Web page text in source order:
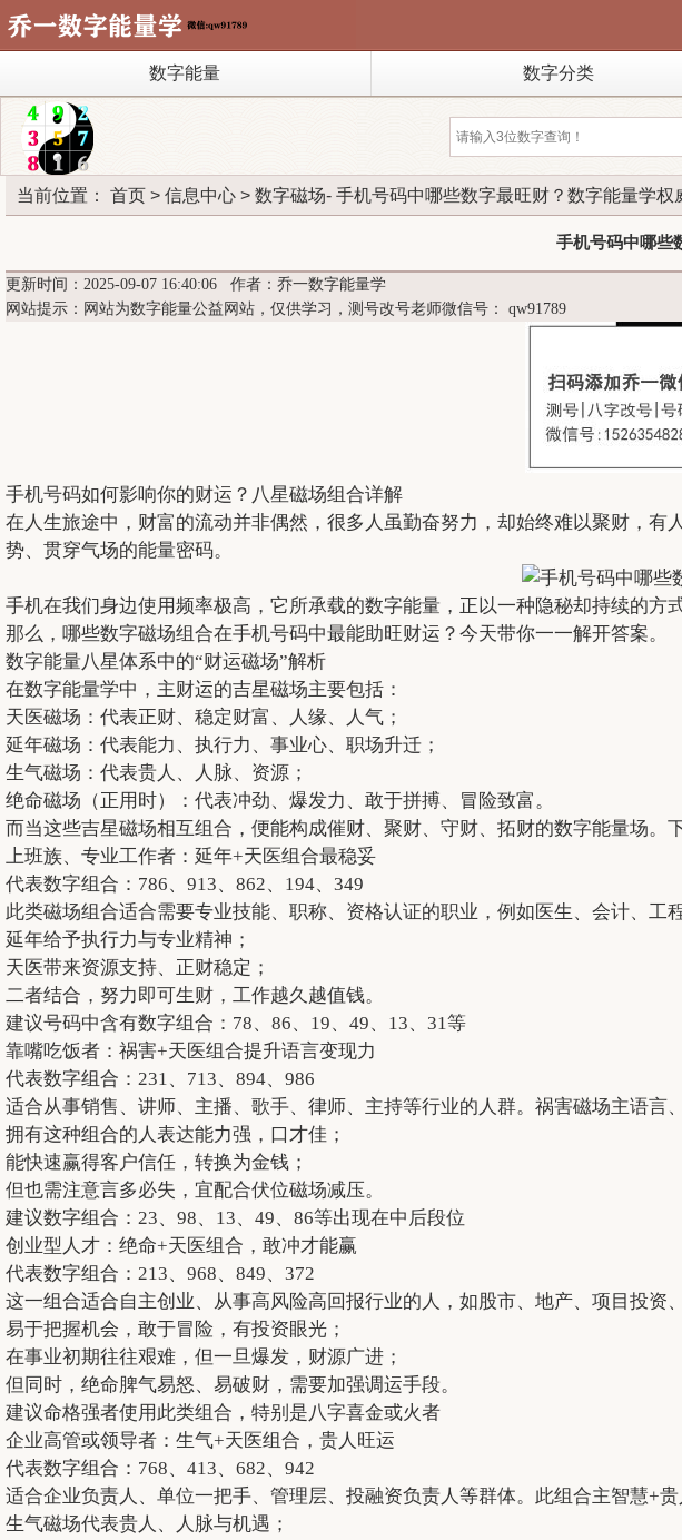
数字能量 数字分类
当前位置： 首页 > 信息中心 > 数字磁场- 手机号码中哪些数字最旺财？数字能量学权
手机号码中哪些
更新时间：2025-09-07 16:40:06 作者：乔一数字能量学
网站提示：网站为数字能量公益网站，仅供学习，测号改号老师微信号： qw91789
手机号码如何影响你的财运？八星磁场组合详解
在人生旅途中，财富的流动并非偶然，很多人虽勤奋努力，却始终难以聚财，
势、贯穿气场的能量密码。
手机在我们身边使用频率极高，它所承载的数字能量，正以一种隐秘却持续的方
那么，哪些数字磁场组合在手机号码中最能助旺财运？今天带你一一解开答案。
数字能量八星体系中的“财运磁场”解析
在数字能量学中，主财运的吉星磁场主要包括：
天医磁场：代表正财、稳定财富、人缘、人气；
延年磁场：代表能力、执行力、事业心、职场升迁；
生气磁场：代表贵人、人脉、资源；
绝命磁场（正用时）：代表冲劲、爆发力、敢于拼搏、冒险致富。
而当这些吉星磁场相互组合，便能构成催财、聚财、守财、拓财的数字能量场。
上班族、专业工作者：延年+天医组合最稳妥
代表数字组合：786、913、862、194、349
此类磁场组合适合需要专业技能、职称、资格认证的职业，例如医生、会计、
延年给予执行力与专业精神；
天医带来资源支持、正财稳定；
二者结合，努力即可生财，工作越久越值钱。
建议号码中含有数字组合：78、86、19、49、13、31等
靠嘴吃饭者：祸害+天医组合提升语言变现力
代表数字组合：231、713、894、986
适合从事销售、讲师、主播、歌手、律师、主持等行业的人群。祸害磁场主语
拥有这种组合的人表达能力强，口才佳；
能快速赢得客户信任，转换为金钱；
但也需注意言多必失，宜配合伏位磁场减压。
建议数字组合：23、98、13、49、86等出现在中后段位
创业型人才：绝命+天医组合，敢冲才能赢
代表数字组合：213、968、849、372
这一组合适合自主创业、从事高风险高回报行业的人，如股市、地产、项目投
易于把握机会，敢于冒险，有投资眼光；
在事业初期往往艰难，但一旦爆发，财源广进；
但同时，绝命脾气易怒、易破财，需要加强调运手段。
建议命格强者使用此类组合，特别是八字喜金或火者
企业高管或领导者：生气+天医组合，贵人旺运
代表数字组合：768、413、682、942
适合企业负责人、单位一把手、管理层、投融资负责人等群体。此组合主智慧+
生气磁场代表贵人、人脉与机遇；